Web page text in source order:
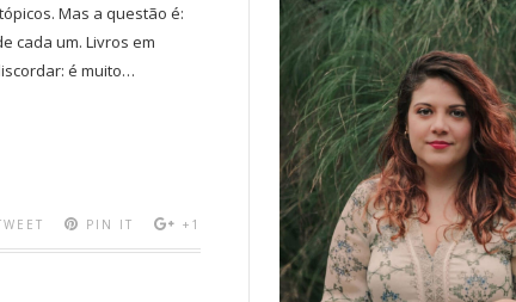
Mas a questão é:
cada um. Livros em
é muito…
PIN IT +1